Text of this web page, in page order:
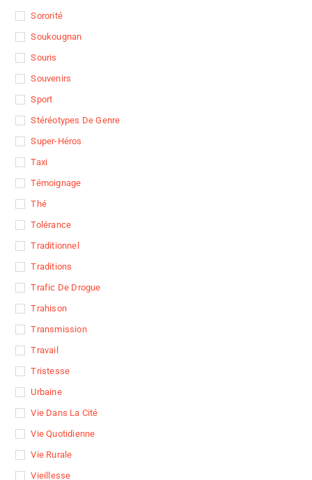
Sororité
Soukougnan
Souris
Souvenirs
Sport
Stéréotypes De Genre
Super-Héros
Taxi
Témoignage
Thé
Tolérance
Traditionnel
Traditions
Trafic De Drogue
Trahison
Transmission
Travail
Tristesse
Urbaine
Vie Dans La Cité
Vie Quotidienne
Vie Rurale
Vieillesse